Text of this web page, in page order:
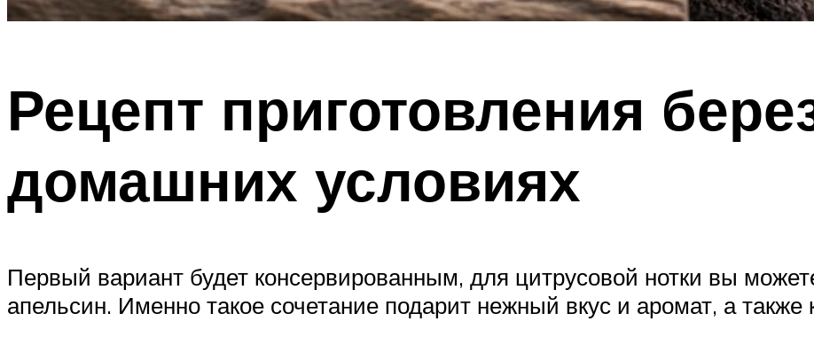
Рецепт приготовления
домашних условиях
Первый вариант будет консервированным, для цитрусовой нотки вы
апельсин. Именно такое сочетание подарит нежный вкус и аромат, а также